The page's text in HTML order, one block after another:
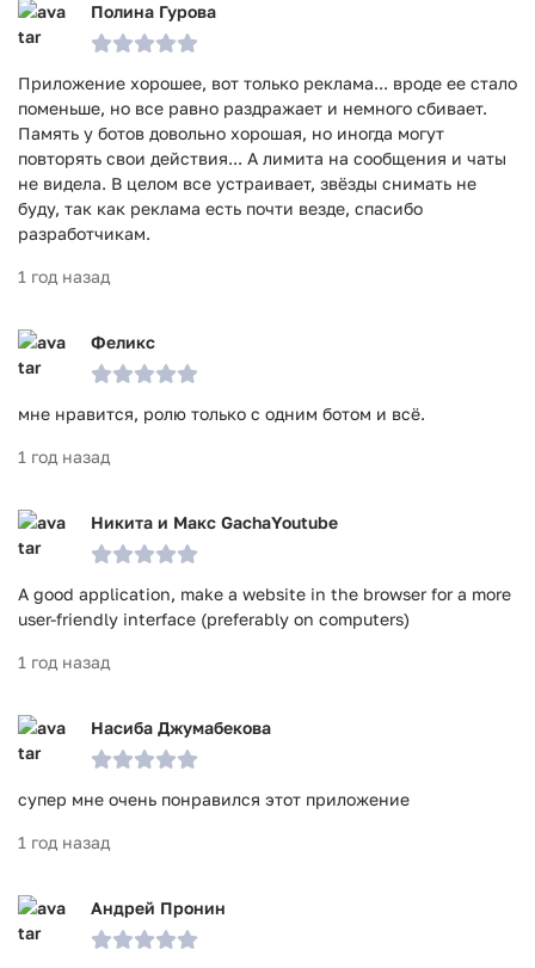
Полина Гурова
Приложение хорошее, вот только реклама... вроде ее стало
поменьше, но все равно раздражает и немного сбивает.
Память у ботов довольно хорошая, но иногда могут
повторять свои действия... А лимита на сообщения и чаты
не видела. В целом все устраивает, звёзды снимать не
буду, так как реклама есть почти везде, спасибо
разработчикам.
1 год назад
Феликс
мне нравится, ролю только с одним ботом и всё.
1 год назад
Никита и Макс GachaYoutube
A good application, make a website in the browser for a more
user-friendly interface (preferably on computers)
1 год назад
Насиба Джумабекова
супер мне очень понравился этот приложение
1 год назад
Андрей Пронин